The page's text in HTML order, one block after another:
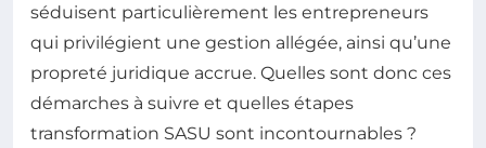
séduisent particulièrement les entrepreneurs
qui privilégient une gestion allégée, ainsi qu’une
propreté juridique accrue. Quelles sont donc ces
démarches à suivre et quelles étapes
transformation SASU sont incontournables ?